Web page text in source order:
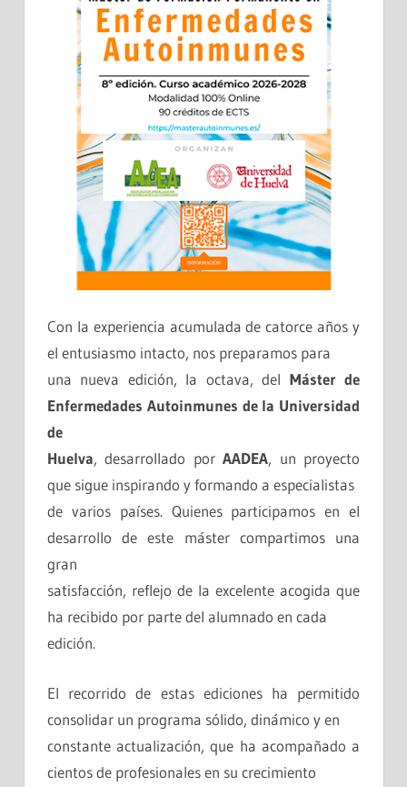
Con la experiencia acumulada de catorce años y
el entusiasmo intacto, nos preparamos para
una nueva edición, la octava, del Máster de
Enfermedades Autoinmunes de la Universidad
de
Huelva, desarrollado porAADEA, un proyecto
que sigue inspirando y formando a especialistas
de varios países. Quienes participamos en el
desarrollo de este máster compartimos una
gran
satisfacción, reflejo de la excelente acogida que
ha recibido por parte del alumnado en cada
edición.
El recorrido de estas ediciones ha permitido
consolidar un programa sólido, dinámico y en
constante actualización, que ha acompañado a
cientos de profesionales en su crecimiento